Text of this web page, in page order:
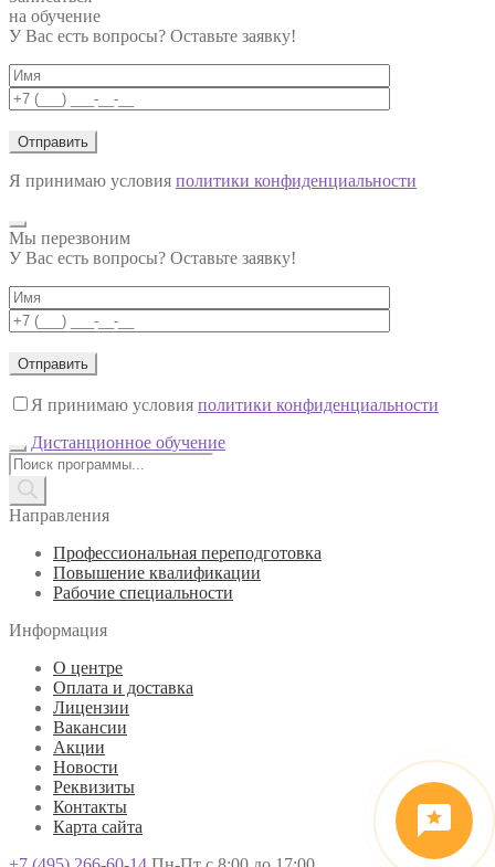
на обучение
У Вас есть вопросы? Оставьте заявку!
Я принимаю условия политики конфиденциальности
Мы перезвоним
У Вас есть вопросы? Оставьте заявку!
Я принимаю условия политики конфиденциальности
Дистанционное обучение
Поиск
товаров
Направления
Профессиональная переподготовка
Повышение квалификации
Рабочие специальности
Информация
О центре
Оплата и доставка
Лицензии
Вакансии
Акции
Новости
Реквизиты
Контакты
Карта сайта